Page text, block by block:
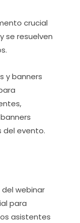
crucial
se resuelven
y banners
del evento.
webinar
para
asistentes